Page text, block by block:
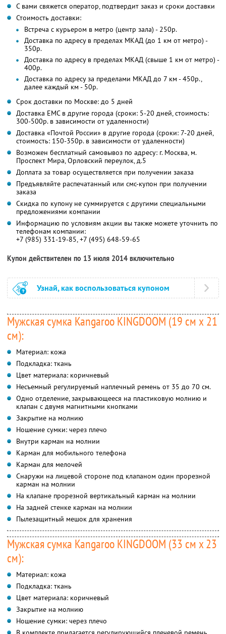
С вами свяжется оператор, подтвердит заказ и сроки доставки
Стоимость доставки:
Встреча с курьером в метро (центр зала) - 250р.
Доставка по адресу в пределах МКАД (до 1 км от метро) -
350р.
Доставка по адресу в пределах МКАД (свыше 1 км от метро) -
400р.
Доставка по адресу за пределами МКАД до 7 км - 450р.,
далее каждый км - 50р.
Срок доставки по Москве: до 5 дней
Доставка ЕМС в другие города (сроки: 5-20 дней, стоимость:
300-500р. в зависимости от удаленности)
Доставка «Почтой России» в другие города (сроки: 7-20 дней,
стоимость: 150-350р. в зависимости от удаленности)
Возможен бесплатный самовывоз по адресу: г. Москва, м.
Проспект Мира, Орловский переулок, д.5
Доплата за товар осуществляется при получении заказа
Предъявляйте распечатанный или смс-купон при получении
заказа
Скидка по купону не суммируется с другими специальными
предложениями компании
Информацию по условиям акции вы также можете уточнить по
телефонам компании:
+7 (985) 331-19-85, +7 (495) 648-59-65
Купон действителен по 13 июля 2014 включительно
Узнай, как воспользоваться купоном
Мужская сумка Kangaroo KINGDOOM (19 см х 21
см):
Материал: кожа
Подкладка: ткань
Цвет материала: коричневый
Несъемный регулируемый наплечный ремень от 35 до 70 см.
Одно отделение, закрывающееся на пластиковую молнию и
клапан с двумя магнитными кнопками
Закрытие на молнию
Ношение сумки: через плечо
Внутри карман на молнии
Карман для мобильного телефона
Карман для мелочей
Снаружи на лицевой стороне под клапаном один прорезной
карман на молнии
На клапане прорезной вертикальный карман на молнии
На задней стенке карман на молнии
Пылезащитный мешок для хранения
Мужская сумка Kangaroo KINGDOOM (33 см x 23
см):
Материал: кожа
Подкладка: ткань
Цвет материала: коричневый
Закрытие на молнию
Ношение сумки: через плечо